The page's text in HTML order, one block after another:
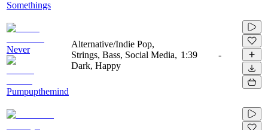
Somethings
Never
Pumpupthemind
Alternative/Indie Pop,
Strings, Bass, Social Media,
Dark, Happy
1:39 -